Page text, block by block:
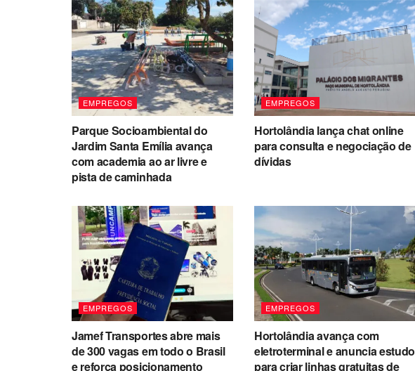
EMPREGOS
Parque Socioambiental do
Jardim Santa Emília avança
com academia ao ar livre e
pista de caminhada
EMPREGOS
Hortolândia lança chat online
para consulta e negociação de
dívidas
EMPREGOS
Jamef Transportes abre mais
de 300 vagas em todo o Brasil
e reforça posicionamento
EMPREGOS
Hortolândia avança com
eletroterminal e anuncia estudo
para criar linhas gratuitas de